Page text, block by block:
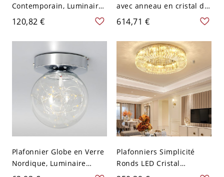
Contemporain, Luminaire
LED Rond avec Diffuseur
Étoilé - 110 V-120 V 35,56
cm Blanc
120,82 €
avec anneau en cristal de
luxe pour salon - 110 V-
120 V 99,06 cm Chaud
614,71 €
Plafonnier Globe en Verre
Nordique, Luminaire
Compact pour Couloir -
Plafonniers Simplicité
Ronds LED Cristal
Encastrés - 110 V-120 V